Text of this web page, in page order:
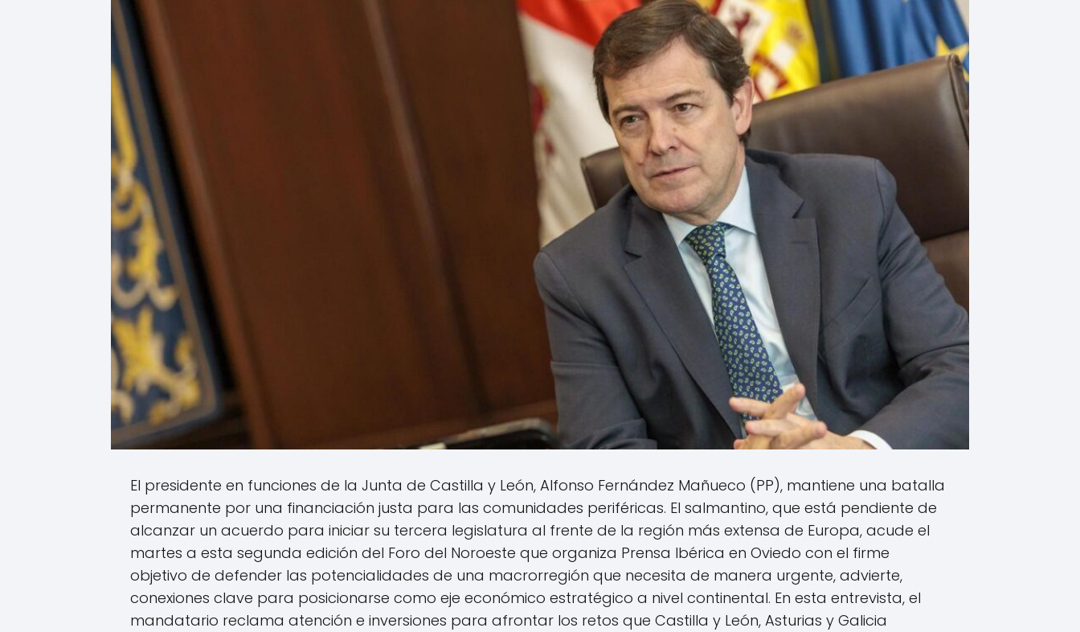
El presidente en funciones de la Junta de Castilla y León, Alfonso Fernández Mañueco (PP), mantiene una batalla
permanente por una financiación justa para las comunidades periféricas. El salmantino, que está pendiente de
alcanzar un acuerdo para iniciar su tercera legislatura al frente de la región más extensa de Europa, acude el
martes a esta segunda edición del Foro del Noroeste que organiza Prensa Ibérica en Oviedo con el firme
objetivo de defender las potencialidades de una macrorregión que necesita de manera urgente, advierte,
conexiones clave para posicionarse como eje económico estratégico a nivel continental. En esta entrevista, el
mandatario reclama atención e inversiones para afrontar los retos que Castilla y León, Asturias y Galicia